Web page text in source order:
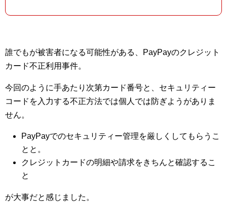
誰でもが被害者になる可能性がある、PayPayのクレジット
カード不正利用事件。
今回のように手あたり次第カード番号と、セキュリティー
コードを入力する不正方法では個人では防ぎようがありま
せん。
PayPayでのセキュリティー管理を厳しくしてもらうこ
とと。
クレジットカードの明細や請求をきちんと確認するこ
と
が大事だと感じました。